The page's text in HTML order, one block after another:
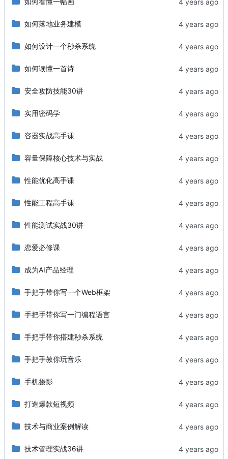
如何落地业务建模
如何设计一个秒杀系统
如何读懂一首诗
安全攻防技能30讲
实用密码学
容器实战高手课
容量保障核心技术与实战
性能优化高手课
性能工程高手课
性能测试实战30讲
恋爱必修课
成为AI产品经理
手把手带你写一个Web框架
手把手带你写一门编程语言
手把手带你搭建秒杀系统
手把手教你玩音乐
手机摄影
打造爆款短视频
技术与商业案例解读
技术管理实战36讲